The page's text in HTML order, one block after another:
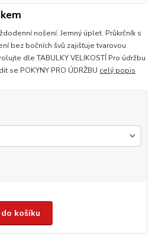
nošení. Jemný úplet. Průkrčník s
bez bočních švů zajišťuje tvarovou
dle TABULKY VELIKOSTÍ Pro údržbu
se POKYNY PRO ÚDRŽBU celý popis
košíku